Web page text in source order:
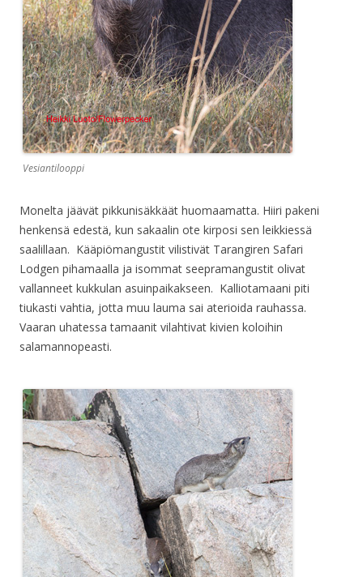
Vesiantilooppi
Monelta jäävät pikkunisäkkäät huomaamatta. Hiiri pakeni
henkensä edestä, kun sakaalin ote kirposi sen leikkiessä
saalillaan. Kääpiömangustit vilistivät Tarangiren Safari
Lodgen pihamaalla ja isommat seepramangustit olivat
vallanneet kukkulan asuinpaikakseen. Kalliotamaani piti
tiukasti vahtia, jotta muu lauma sai aterioida rauhassa.
Vaaran uhatessa tamaanit vilahtivat kivien koloihin
salamannopeasti.